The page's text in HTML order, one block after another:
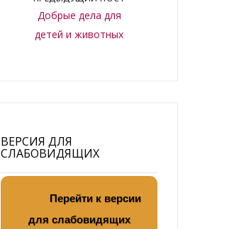
Добрые дела для
детей и животных
ВЕРСИЯ ДЛЯ
СЛАБОВИДЯЩИХ
Перейти к версии
для слабовидящих